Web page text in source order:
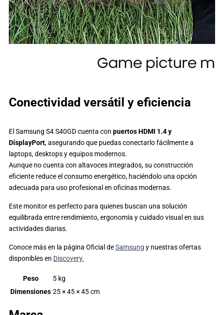
Conectividad versátil y eficiencia
El Samsung S4 S40GD cuenta con puertos HDMI 1.4 y
DisplayPort, asegurando que puedas conectarlo fácilmente a
laptops, desktops y equipos modernos.
Aunque no cuenta con altavoces integrados, su construcción
eficiente reduce el consumo energético, haciéndolo una opción
adecuada para uso profesional en oficinas modernas.
Este monitor es perfecto para quienes buscan una solución
equilibrada entre rendimiento, ergonomía y cuidado visual en sus
actividades diarias.
Conoce más en la página Oficial deSamsung y nuestras ofertas
disponibles en Discovery.
Peso
5 kg
Dimensiones 25 × 45 × 45 cm